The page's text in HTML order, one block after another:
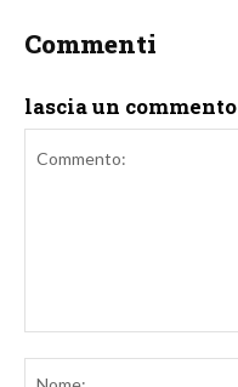
Commenti
lascia un commento